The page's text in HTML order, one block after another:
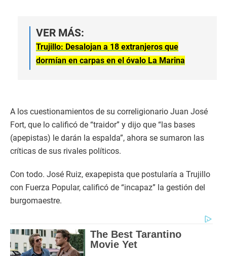
VER MÁS:
Trujillo: Desalojan a 18 extranjeros que
dormían en carpas en el óvalo La Marina
A los cuestionamientos de su correligionario Juan José
Fort, que lo calificó de “traidor” y dijo que “las bases
(apepistas) le darán la espalda”, ahora se sumaron las
críticas de sus rivales políticos.
Con todo. José Ruiz, exapepista que postularía a Trujillo
con Fuerza Popular, calificó de “incapaz” la gestión del
burgomaestre.